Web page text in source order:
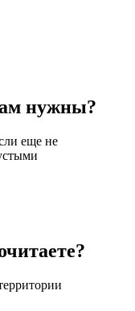
нужны?
еще не